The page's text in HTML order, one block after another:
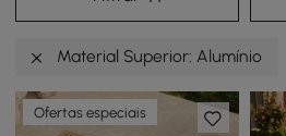
Material Superior: Alumínio
Ofertas especiais